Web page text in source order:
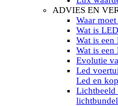
Led
Led
LED
Electrisch
Marinco
Elektrisch
Led
Led
ADVIES EN
Waar
Wat is
Wat is
Wat is een
Evolutie
Led
Led en
Lichtbeeld